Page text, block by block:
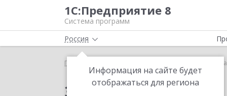
1С:Предприятие 8
Система программ
Россия
Информация на сайте будет
отображаться для региона
Главная ЮKassa в
Заказать ЮKassa